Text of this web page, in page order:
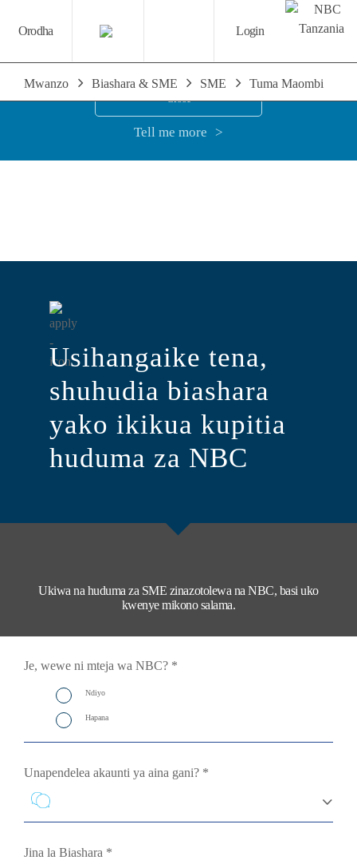
We use cookies to optimise the user
Tell me more
Close
Orodha
Mwanzo Biashara & SME SME Tuma Maombi
Login
You are browsing for:
Usihangaike tena,
shuhudia biashara
yako ikikua kupitia
huduma za NBC
Ukiwa na huduma za SME zinazotolewa na NBC, basi uko
kwenye mikono salama.
Je, wewe ni mteja wa NBC? *
Ndiyo
Hapana
Unapendelea akaunti ya aina gani? *
Jina la Biashara *